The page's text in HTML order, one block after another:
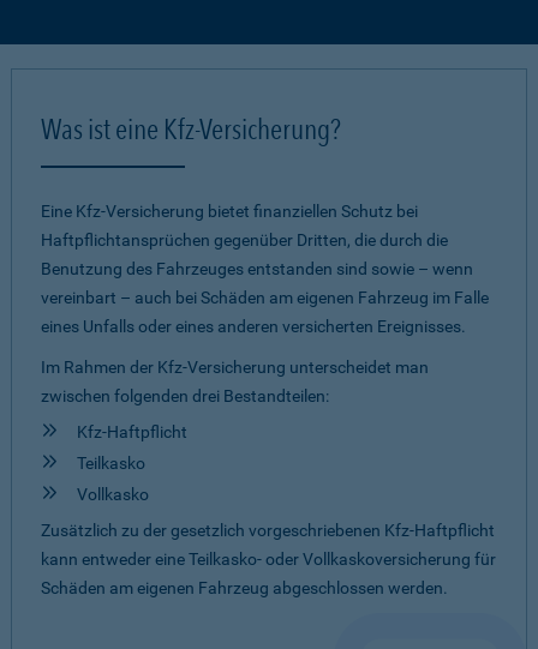
Was ist eine Kfz-Versicherung?
Eine Kfz-Versicherung bietet finanziellen Schutz bei
Haftpflichtansprüchen gegenüber Dritten, die durch die
Benutzung des Fahrzeuges entstanden sind sowie – wenn
vereinbart – auch bei Schäden am eigenen Fahrzeug im Falle
eines Unfalls oder eines anderen versicherten Ereignisses.
Im Rahmen der Kfz-Versicherung unterscheidet man
zwischen folgenden drei Bestandteilen:
Kfz-Haftpflicht
Teilkasko
Vollkasko
Zusätzlich zu der gesetzlich vorgeschriebenen Kfz-Haftpflicht
kann entweder eine Teilkasko- oder Vollkaskoversicherung für
Schäden am eigenen Fahrzeug abgeschlossen werden.